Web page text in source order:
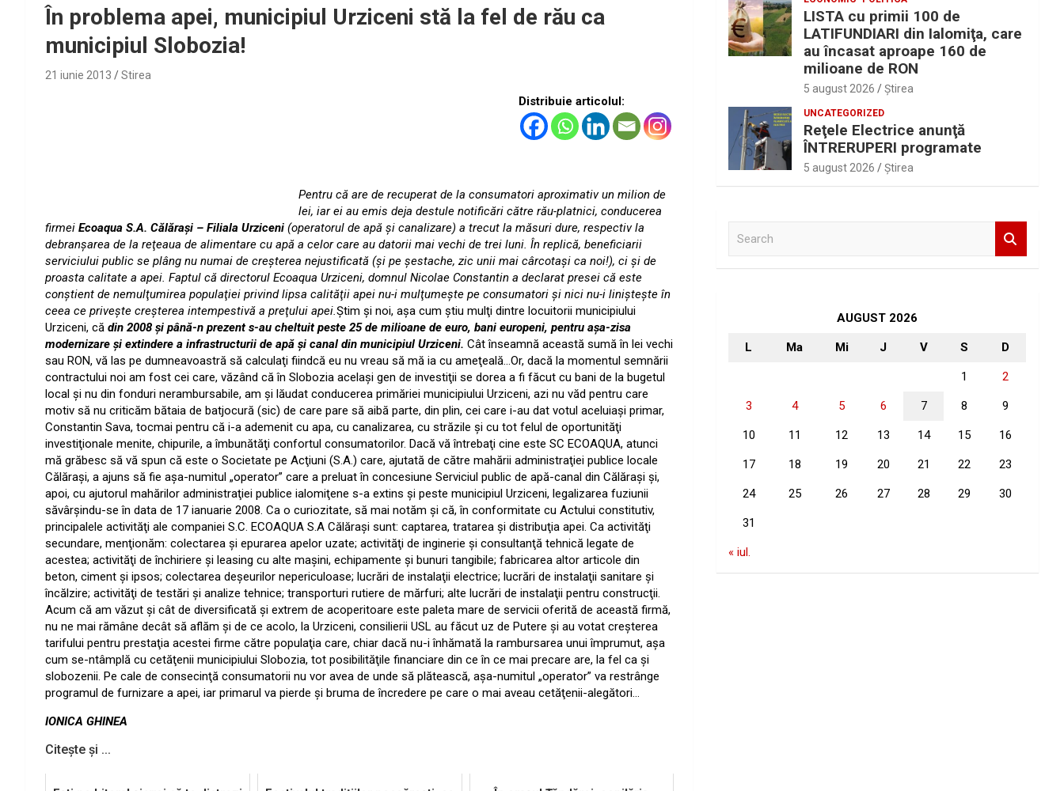
În problema apei, municipiul Urziceni stă la fel de rău ca
municipiul Slobozia!
21 iunie 2013 Stirea
Distribuie articolul:
Pentru că are de recuperat de la consumatori aproximativ un milion de
lei, iar ei au emis deja destule notificări către rău-platnici, conducerea
firmei Ecoaqua S.A. Călăraşi – Filiala Urziceni (operatorul de apă şi canalizare) a trecut la măsuri dure, respectiv la
debranşarea de la reţeaua de alimentare cu apă a celor care au datorii mai vechi de trei luni. În replică, beneficiarii
serviciului public se plâng nu numai de creşterea nejustificată (şi pe şestache, zic unii mai cârcotaşi ca noi!), ci şi de
proasta calitate a apei. Faptul că directorul Ecoaqua Urziceni, domnul Nicolae Constantin a declarat presei că este
conştient de nemulţumirea populaţiei privind lipsa calităţii apei nu-i mulţumeşte pe consumatori şi nici nu-i linişteşte în
ceea ce priveşte creşterea intempestivă a preţului apei.Ştim şi noi, aşa cum ştiu mulţi dintre locuitorii municipiului
Urziceni, că din 2008 şi până-n prezent s-au cheltuit peste 25 de milioane de euro, bani europeni, pentru aşa-zisa
modernizare şi extindere a infrastructurii de apă şi canal din municipiul Urziceni. Cât înseamnă această sumă în lei vechi
sau RON, vă las pe dumneavoastră să calculaţi fiindcă eu nu vreau să mă ia cu ameţeală…Or, dacă la momentul semnării
contractului noi am fost cei care, văzând că în Slobozia acelaşi gen de investiţii se dorea a fi făcut cu bani de la bugetul
local şi nu din fonduri nerambursabile, am şi lăudat conducerea primăriei municipiului Urziceni, azi nu văd pentru care
motiv să nu criticăm bătaia de batjocură (sic) de care pare să aibă parte, din plin, cei care i-au dat votul aceluiaşi primar,
Constantin Sava, tocmai pentru că i-a ademenit cu apa, cu canalizarea, cu străzile şi cu tot felul de oportunităţi
investiţionale menite, chipurile, a îmbunătăţi confortul consumatorilor. Dacă vă întrebaţi cine este SC ECOAQUA, atunci
mă grăbesc să vă spun că este o Societate pe Acţiuni (S.A.) care, ajutată de către mahării administraţiei publice locale
Călăraşi, a ajuns să fie aşa-numitul „operator” care a preluat în concesiune Serviciul public de apă-canal din Călăraşi şi,
apoi, cu ajutorul mahărilor administraţiei publice ialomiţene s-a extins şi peste municipiul Urziceni, legalizarea fuziunii
săvârşindu-se în data de 17 ianuarie 2008. Ca o curiozitate, să mai notăm şi că, în conformitate cu Actului constitutiv,
principalele activităţi ale companiei S.C. ECOAQUA S.A Călăraşi sunt: captarea, tratarea şi distribuţia apei. Ca activităţi
secundare, menţionăm: colectarea şi epurarea apelor uzate; activităţi de inginerie şi consultanţă tehnică legate de
acestea; activităţi de închiriere şi leasing cu alte maşini, echipamente şi bunuri tangibile; fabricarea altor articole din
beton, ciment şi ipsos; colectarea deşeurilor nepericuloase; ucrări de instalaţii electrice; ucrări de instalaţii sanitare şi
încălzire; activităţi de testări şi analize tehnice; transporturi rutiere de mărfuri; alte lucrări de instalaţii pentru construcţii.
Acum că am văzut şi cât de diversificată şi extrem de acoperitoare este paleta mare de servicii oferită de această firmă,
nu ne mai rămâne decât să aflăm şi de ce acolo, la Urziceni, consilierii USL au făcut uz de Putere şi au votat creşterea
tarifului pentru prestaţia acestei firme către populaţia care, chiar dacă nu-i înhămată la rambursarea unui împrumut, aşa
cum se-ntâmplă cu cetăţenii municipiului Slobozia, tot posibilităţile financiare din ce în ce mai precare are, la fel ca şi
slobozenii. Pe cale de consecinţă consumatorii nu vor avea de unde să plătească, aşa-numitul „operator” va restrânge
programul de furnizare a apei, iar primarul va pierde şi bruma de încredere pe care o mai aveau cetăţenii-alegători…
IONICA GHINEA
Citește și ...
LISTA cu primii 100 de
LATIFUNDIARI din Ialomiţa, care
au încasat aproape 160 de
milioane de RON
5 august 2026 Ştirea
UNCATEGORIZED
Reţele Electrice anunţă
ÎNTRERUPERI programate
5 august 2026 Ştirea
AUGUST 2026
L Ma Mi J V S D
1 2
3 4 5 6 7 8 9
10 11 12 13 14 15 16
17 18 19 20 21 22 23
24 25 26 27 28 29 30
31
« iul.